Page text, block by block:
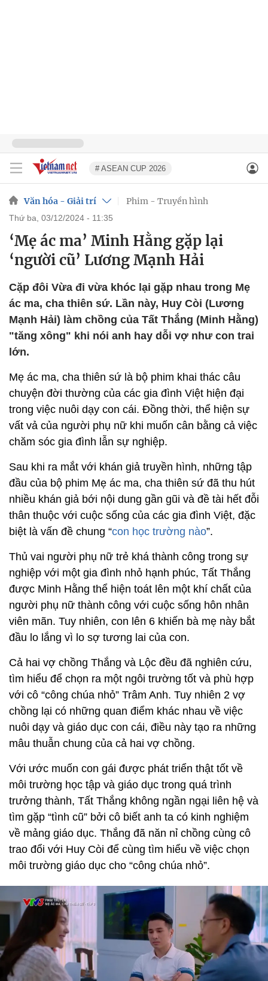
# ASEAN CUP 2026
Văn hóa - Giải trí Phim - Truyền hình
thứ ba, 03/12/2024 - 11:35
‘Mẹ ác ma’ Minh Hằng gặp lại
‘người cũ’ Lương Mạnh Hải
Cặp đôi Vừa đi vừa khóc lại gặp nhau trong Mẹ
ác ma, cha thiên sứ. Lần này, Huy Còi (Lương
Mạnh Hải) làm chồng của Tất Thắng (Minh Hằng)
"tăng xông" khi nói anh hay dỗi vợ như con trai
lớn.
Mẹ ác ma, cha thiên sứ là bộ phim khai thác câu
chuyện đời thường của các gia đình Việt hiện đại
trong việc nuôi dạy con cái. Đồng thời, thể hiện sự
vất vả của người phụ nữ khi muốn cân bằng cả việc
chăm sóc gia đình lẫn sự nghiệp.
Sau khi ra mắt với khán giả truyền hình, những tập
đầu của bộ phim Mẹ ác ma, cha thiên sứ đã thu hút
nhiều khán giả bới nội dung gần gũi và đề tài hết đỗi
thân thuộc với cuộc sống của các gia đình Việt, đặc
biệt là vấn đề chung “con học trường nào”.
Thủ vai người phụ nữ trẻ khá thành công trong sự
nghiệp với một gia đình nhỏ hạnh phúc, Tất Thắng
được Minh Hằng thể hiện toát lên một khí chất của
người phụ nữ thành công với cuộc sống hôn nhân
viên mãn. Tuy nhiên, con lên 6 khiến bà mẹ này bắt
đầu lo lắng vì lo sợ tương lai của con.
Cả hai vợ chồng Thắng và Lộc đều đã nghiên cứu,
tìm hiểu để chọn ra một ngôi trường tốt và phù hợp
với cô “công chúa nhỏ” Trâm Anh. Tuy nhiên 2 vợ
chồng lại có những quan điểm khác nhau về việc
nuôi dạy và giáo dục con cái, điều này tạo ra những
mâu thuẫn chung của cả hai vợ chồng.
Với ước muốn con gái được phát triển thật tốt về
môi trường học tập và giáo dục trong quá trình
trưởng thành, Tất Thắng không ngần ngại liên hệ và
tìm gặp “tình cũ” bởi cô biết anh ta có kinh nghiệm
về mảng giáo dục. Thắng đã năn nỉ chồng cùng cô
trao đổi với Huy Còi để cùng tìm hiểu về việc chọn
môi trường giáo dục cho “công chúa nhỏ”.